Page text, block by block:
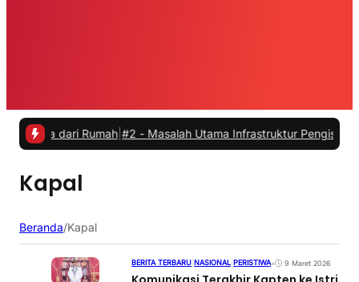
dari Rumah|#2 -Masalah Utama Infrastruktur Pengisian Daya
Kapal
Beranda/Kapal
BERITA TERBARU NASIONAL PERISTIWA• 9 Maret 2026